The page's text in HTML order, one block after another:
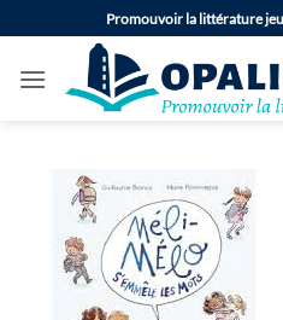
au
contenu
Promouvoir la littérature